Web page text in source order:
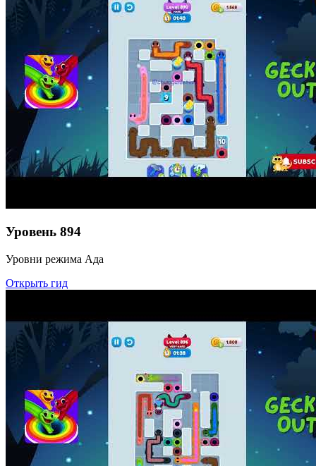
Уровень 894
Уровни режима Ада
Открыть гид